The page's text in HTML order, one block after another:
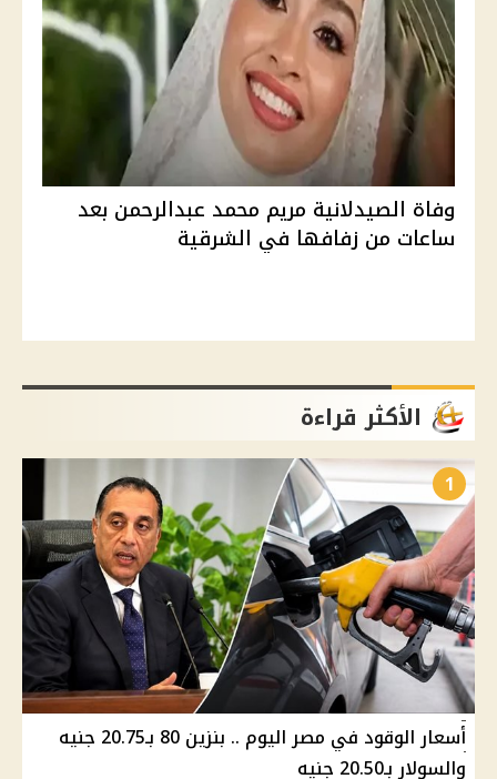
وفاة الصيدلانية مريم محمد عبدالرحمن بعد
ساعات من زفافها في الشرقية
الأكثر قراءة
1
أسعار الوقود في مصر اليوم .. بنزين 80 بـ20.75 جنيه
والسولار بـ20.50 جنيه